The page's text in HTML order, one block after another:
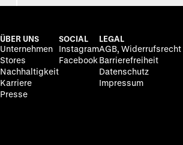
ÜBER UNS
Unternehmen
Stores
Nachhaltigkeit
Karriere
Presse
SOCIAL
Instagram
Facebook
LEGAL
AGB, Widerrufsrecht
Barrierefreiheit
Datenschutz
Impressum